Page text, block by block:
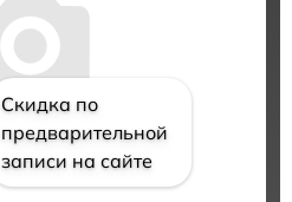
Скидка по
предварительной
записи на сайте